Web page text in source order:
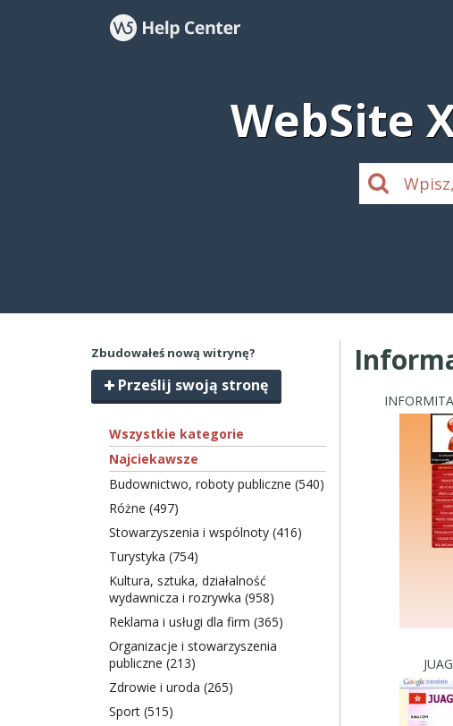
WebSite
Zbudowałeś nową witrynę?
Prześlij swoją stronę
Wszystkie kategorie
Najciekawsze
Budownictwo, roboty publiczne (540)
Różne (497)
Stowarzyszenia i wspólnoty (416)
Turystyka (754)
Kultura, sztuka, działalność
wydawnicza i rozrywka (958)
Reklama i usługi dla firm (365)
Organizacje i stowarzyszenia
publiczne (213)
Zdrowie i uroda (265)
Sport (515)